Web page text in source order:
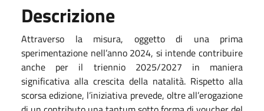
Descrizione
Attraverso la misura, oggetto di una prima
sperimentazione nell’anno 2024, si intende contribuire
anche per il triennio 2025/2027 in maniera
significativa alla crescita della natalità. Rispetto alla
scorsa edizione, l’iniziativa prevede, oltre all’erogazione